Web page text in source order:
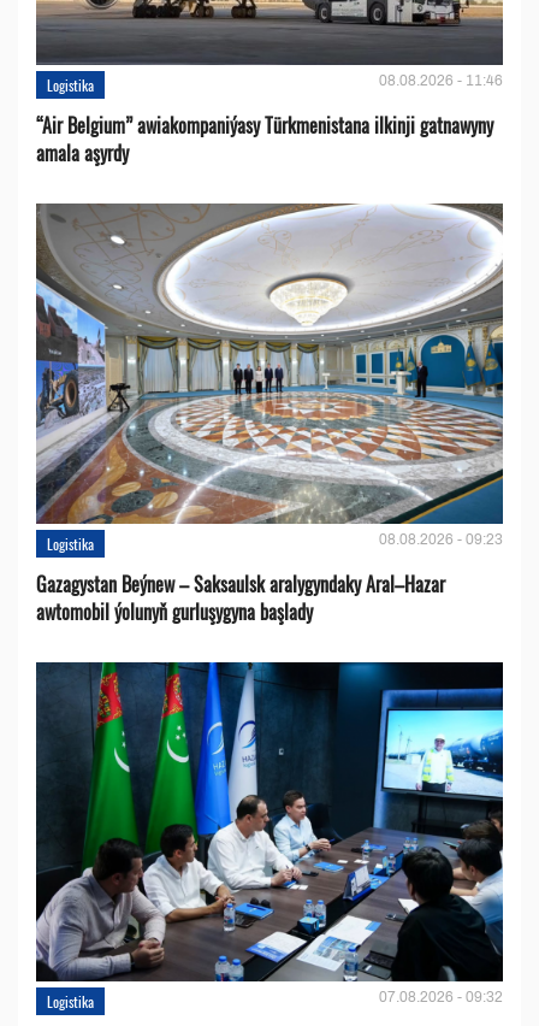
Logistika 08.08.2026 - 11:46
“Air Belgium” awiakompaniýasy Türkmenistana ilkinji gatnawyny
amala aşyrdy
Logistika 08.08.2026 - 09:23
Gazagystan Beýnew – Saksaulsk aralygyndaky Aral–Hazar
awtomobil ýolunyň gurluşygyna başlady
Logistika 07.08.2026 - 09:32